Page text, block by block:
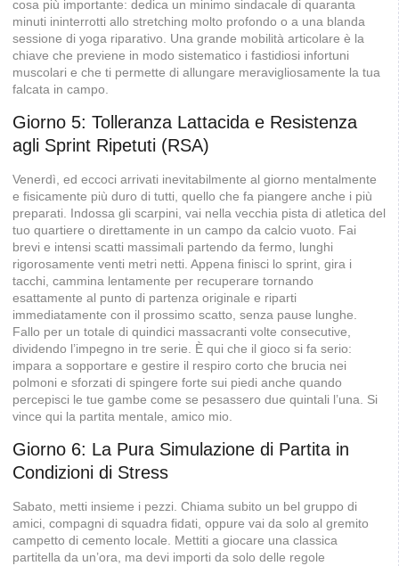
cosa più importante: dedica un minimo sindacale di quaranta
minuti ininterrotti allo stretching molto profondo o a una blanda
sessione di yoga riparativo. Una grande mobilità articolare è la
chiave che previene in modo sistematico i fastidiosi infortuni
muscolari e che ti permette di allungare meravigliosamente la tua
falcata in campo.
Giorno 5: Tolleranza Lattacida e Resistenza
agli Sprint Ripetuti (RSA)
Venerdì, ed eccoci arrivati inevitabilmente al giorno mentalmente
e fisicamente più duro di tutti, quello che fa piangere anche i più
preparati. Indossa gli scarpini, vai nella vecchia pista di atletica del
tuo quartiere o direttamente in un campo da calcio vuoto. Fai
brevi e intensi scatti massimali partendo da fermo, lunghi
rigorosamente venti metri netti. Appena finisci lo sprint, gira i
tacchi, cammina lentamente per recuperare tornando
esattamente al punto di partenza originale e riparti
immediatamente con il prossimo scatto, senza pause lunghe.
Fallo per un totale di quindici massacranti volte consecutive,
dividendo l’impegno in tre serie. È qui che il gioco si fa serio:
impara a sopportare e gestire il respiro corto che brucia nei
polmoni e sforzati di spingere forte sui piedi anche quando
percepisci le tue gambe come se pesassero due quintali l’una. Si
vince qui la partita mentale, amico mio.
Giorno 6: La Pura Simulazione di Partita in
Condizioni di Stress
Sabato, metti insieme i pezzi. Chiama subito un bel gruppo di
amici, compagni di squadra fidati, oppure vai da solo al gremito
campetto di cemento locale. Mettiti a giocare una classica
partitella da un’ora, ma devi importi da solo delle regole